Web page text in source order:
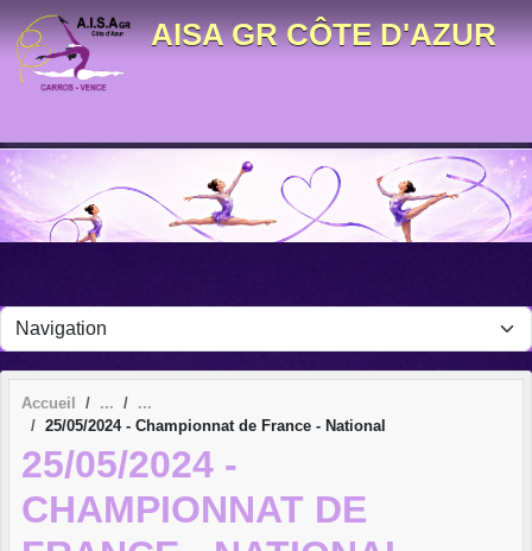
AISA GR CÔTE D'AZUR
Accueil
25/05/2024 - Championnat de France - National
25/05/2024 -
CHAMPIONNAT DE
Panneau de gestion des cookies